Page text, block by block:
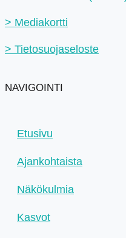
> Mediakortti
> Tietosuojaseloste
NAVIGOINTI
Etusivu
Ajankohtaista
Näkökulmia
Kasvot